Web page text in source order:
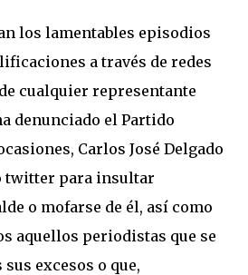
los lamentables episodios
a través de redes
cualquier representante
denunciado el Partido
Carlos José Delgado
twitter para insultar
o mofarse de él, así como
aquellos periodistas que se
excesos o que,